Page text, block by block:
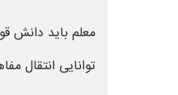
معلم باید دانش
توانایی انتقال